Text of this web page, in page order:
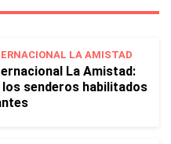
LA AMISTAD
La Amistad:
senderos habilitados